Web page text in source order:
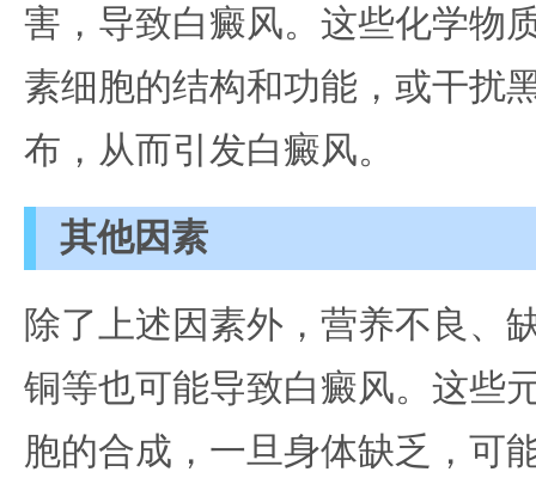
害，导致白癜风。这些化学物
素细胞的结构和功能，或干扰
布，从而引发白癜风。
其他因素
除了上述因素外，营养不良、
铜等也可能导致白癜风。这些
胞的合成，一旦身体缺乏，可